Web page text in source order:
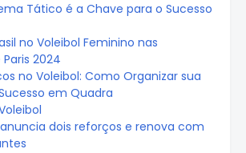
Tático é a Chave para o Sucesso
no Voleibol Feminino nas
2024
no Voleibol: Como Organizar sua
em Quadra
dois reforços e renova com